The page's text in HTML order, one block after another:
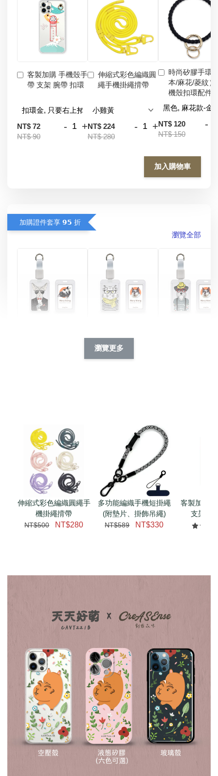
客製加購 手機殼手
帶 支架 腕帶 扣環
NT$ 72
NT$ 90
- +
伸縮式彩色編織圓
繩手機掛繩揹帶
NT$ 224
NT$ 280
- +
時尚矽膠手環
本/麻花/菱紋）
機殼扣環配件
NT$ 120
NT$ 150
-
加入購物車
加購證件套享 𝟵𝟱 折
瀏覽全部
件套(附伸縮卡扣)
CSAA05
加入購物車
瀏覽更多
瀏覽更多
伸縮式彩色編織圓繩手
機掛繩揹帶
NT$500 NT$280
多功能編織手機短掛繩
(附墊片、掛飾吊繩)
NT$589 NT$330
客製加購
支架 腕